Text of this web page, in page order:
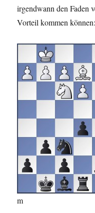
irgendwann den Faden
Vorteil kommen können:
m